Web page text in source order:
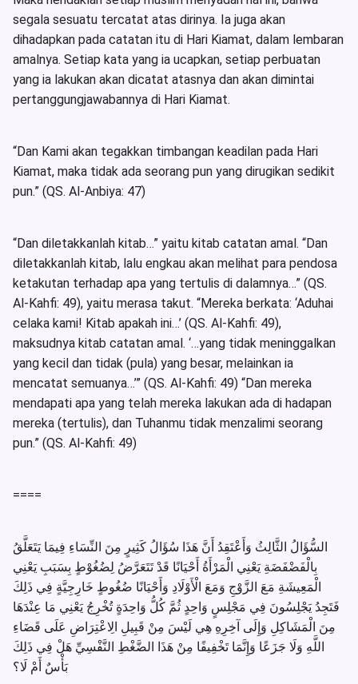
segala sesuatu tercatat atas dirinya. Ia juga akan
dihadapkan pada catatan itu di Hari Kiamat, dalam lembaran
amalnya. Setiap kata yang ia ucapkan, setiap perbuatan
yang ia lakukan akan dicatat atasnya dan akan dimintai
pertanggungjawabannya di Hari Kiamat.
“Dan Kami akan tegakkan timbangan keadilan pada Hari
Kiamat, maka tidak ada seorang pun yang dirugikan sedikit
pun.” (QS. Al-Anbiya: 47)
“Dan diletakkanlah kitab…” yaitu kitab catatan amal. “Dan
diletakkanlah kitab, lalu engkau akan melihat para pendosa
ketakutan terhadap apa yang tertulis di dalamnya…” (QS.
Al-Kahfi: 49), yaitu merasa takut. “Mereka berkata: ‘Aduhai
celaka kami! Kitab apakah ini…’ (QS. Al-Kahfi: 49),
maksudnya kitab catatan amal. ‘…yang tidak meninggalkan
yang kecil dan tidak (pula) yang besar, melainkan ia
mencatat semuanya…’” (QS. Al-Kahfi: 49) “Dan mereka
mendapati apa yang telah mereka lakukan ada di hadapan
mereka (tertulis), dan Tuhanmu tidak menzalimi seorang
pun.” (QS. Al-Kahfi: 49)
====
السُّؤَالُ الثَّالِثُ وَأَعْتَقِدُ أَنَّ هَذَا سُؤَالُ كَثِيرٍ مِنَ النِّسَاءِ فِيمَا يَتَعَلَّقُ
بِالْفَضْفَضَةِ يَعْنِي الْمَرْأَةُ أَحْيَانًا قَدْ تَتَعَرَّضُ لِضُغُوْطٍ بِسَبَبِ يَعْنِي
الْمَعِيشَةِ مَعَ الزَّوْجِ وَمَعَ الْأَوْلَادِ وَأَحْيَانًا ضُغُوطٍ خَارِجِيَّةٍ فِي ذَلِكَ
فَتَجِدُ يَجْلِسُونَ فِي مَجْلِسٍ وَاحِدٍ ثُمَّ كُلُّ وَاحِدَةٍ تُخْرِجُ يَعْنِي مَا عِنْدَهَا
مِنَ الْمَشَاكِلِ وَإِلَى آخِرِهِ هِي لَيْسَ مِنْ قَبِيلِ الِاعْتِرَاضِ عَلَى قَضَاءِ
اللَّهِ وَلَا جَزَعًا وَإِنَّمَا تَخْفِيفًا مِنْ هَذَا الضَّغْطِ النَّفْسِيِّ هَلْ فِي ذَلِكَ
بَأْسٌ أَمْ لَا؟